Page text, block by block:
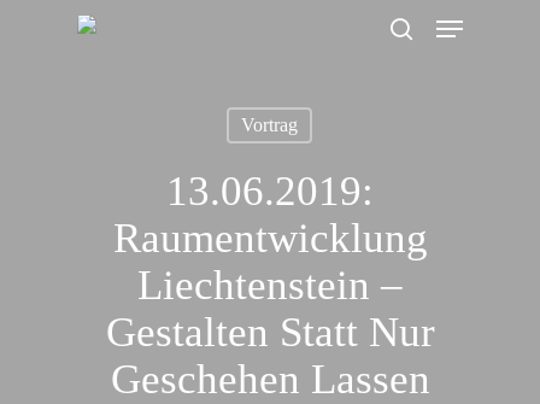
Menu
Vortrag
13.06.2019:
Raumentwicklung
Liechtenstein –
Gestalten Statt Nur
Geschehen Lassen